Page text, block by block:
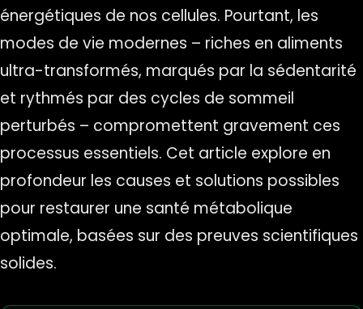
énergétiques de nos cellules. Pourtant, les
modes de vie modernes – riches en aliments
ultra-transformés, marqués par la sédentarité
et rythmés par des cycles de sommeil
perturbés – compromettent gravement ces
processus essentiels. Cet article explore en
profondeur les causes et solutions possibles
pour restaurer une santé métabolique
optimale, basées sur des preuves scientifiques
solides.